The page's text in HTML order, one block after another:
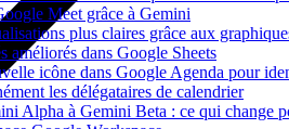
Meet grâce à Gemini
plus claires grâce aux
améliorés dans Google Sheets
icône dans Google Agenda pour
les délégataires de calendrier
Alpha à Gemini Beta : ce qui change